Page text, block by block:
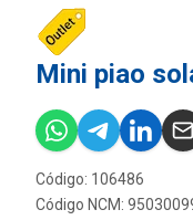
Mini piao
Código: 106486
Código NCM: